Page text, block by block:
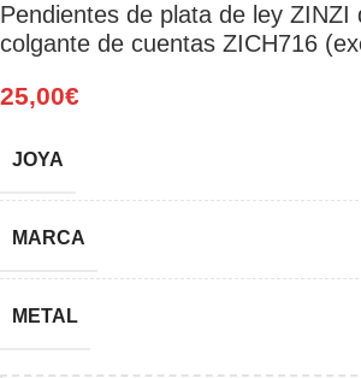
Pendientes de plata de ley ZINZI
colgante de cuentas ZICH716
25,00€
JOYA
MARCA
METAL